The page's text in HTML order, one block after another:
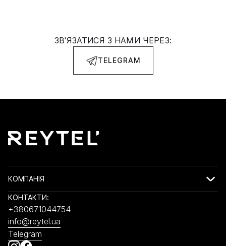
ЗВ'ЯЗАТИСЯ З НАМИ ЧЕРЕЗ:
TELEGRAM
КОМПАНІЯ
КОНТАКТИ:
+380671044754
info@reytel.ua
Telegram